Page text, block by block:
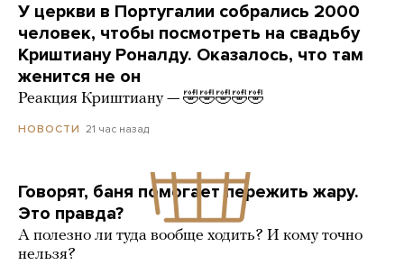
У церкви в Португалии собрались 2000
человек, чтобы посмотреть на свадьбу
Криштиану Роналду. Оказалось, что там
женится не он
Реакция Криштиану — 🤣🤣🤣🤣🤣
НОВОСТИ 21 час назад
Говорят, баня помогает пережить жару.
Это правда?
А полезно ли туда вообще ходить? И кому точно
нельзя?